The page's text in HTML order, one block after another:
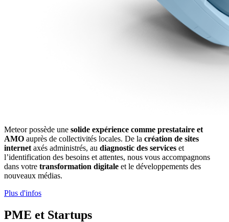
Meteor possède une solide expérience comme prestataire et
AMO auprès de collectivités locales. De la création de sites
internet axés administrés, au diagnostic des services et
l’identification des besoins et attentes, nous vous accompagnons
dans votre transformation digitale et le développements des
nouveaux médias.
Plus d'infos
PME et Startups